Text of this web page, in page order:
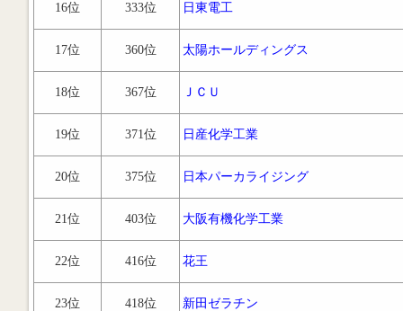
16位 333位 日東電工
17位 360位 太陽ホールディングス
18位 367位 ＪＣＵ
19位 371位 日産化学工業
20位 375位 日本パーカライジング
21位 403位 大阪有機化学工業
22位 416位 花王
23位 418位 新田ゼラチン